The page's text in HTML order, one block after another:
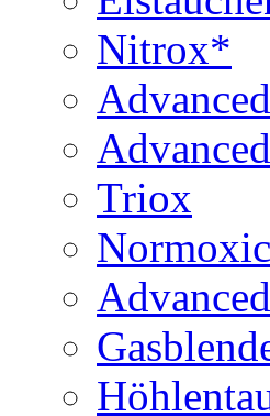
Nitrox*
Triox